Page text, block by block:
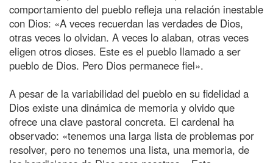
comportamiento del pueblo refleja una relación inestable
con Dios: «A veces recuerdan las verdades de Dios,
otras veces lo olvidan. A veces lo alaban, otras veces
eligen otros dioses. Este es el pueblo llamado a ser
pueblo de Dios. Pero Dios permanece fiel».
A pesar de la variabilidad del pueblo en su fidelidad a
Dios existe una dinámica de memoria y olvido que
ofrece una clave pastoral concreta. El cardenal ha
observado: «tenemos una larga lista de problemas por
resolver, pero no tenemos una lista, una memoria, de